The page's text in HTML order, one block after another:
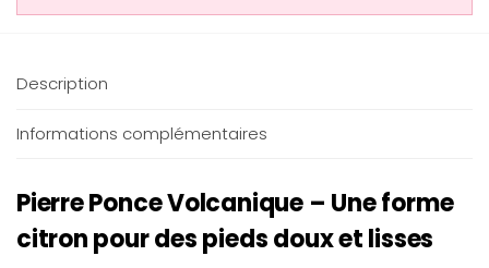
Description
Informations complémentaires
Pierre Ponce Volcanique – Une forme
citron pour des pieds doux et lisses